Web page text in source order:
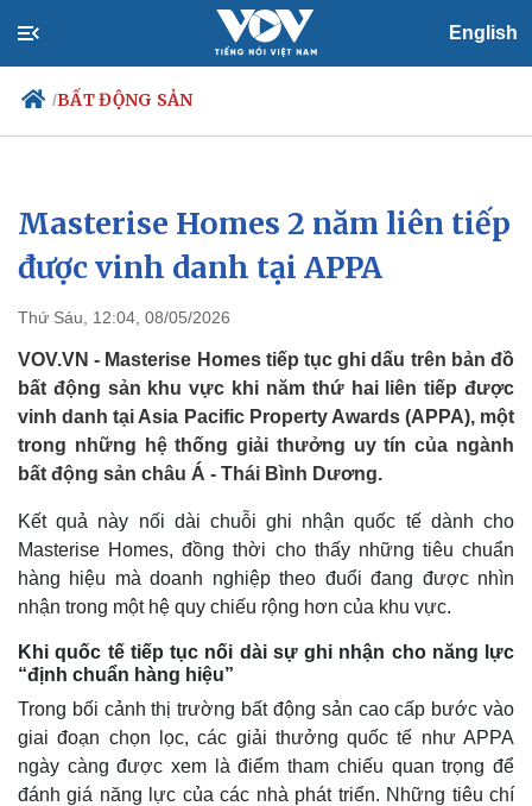
English
/BẤT ĐỘNG SẢN
Chính trị
Đảng
Tổ chức nhân sự
Nhận diện sự thật
Xã hội
Tin 24h
Dự báo thời tiết
Việc làm
Biển đảo
Masterise Homes 2 năm liên tiếp
được vinh danh tại APPA
Thứ Sáu, 12:04, 08/05/2026
VOV.VN - Masterise Homes tiếp tục ghi dấu trên bản đồ
bất động sản khu vực khi năm thứ hai liên tiếp được
vinh danh tại Asia Pacific Property Awards (APPA), một
trong những hệ thống giải thưởng uy tín của ngành
bất động sản châu Á - Thái Bình Dương.
Kết quả này nối dài chuỗi ghi nhận quốc tế dành cho
Masterise Homes, đồng thời cho thấy những tiêu chuẩn
hàng hiệu mà doanh nghiệp theo đuổi đang được nhìn
nhận trong một hệ quy chiếu rộng hơn của khu vực.
Khi quốc tế tiếp tục nối dài sự ghi nhận cho năng lực
“định chuẩn hàng hiệu”
Trong bối cảnh thị trường bất động sản cao cấp bước vào
giai đoạn chọn lọc, các giải thưởng quốc tế như APPA
ngày càng được xem là điểm tham chiếu quan trọng để
đánh giá năng lực của các nhà phát triển. Những tiêu chí